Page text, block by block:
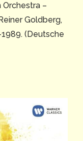
–
Goldberg,
(Deutsche